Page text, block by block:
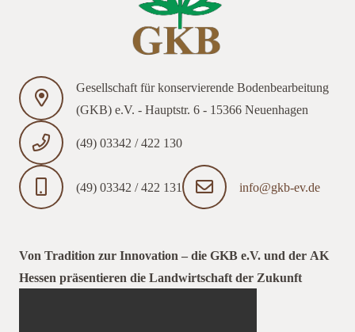
Gesellschaft für konservierende Bodenbearbeitung
(GKB) e.V. - Hauptstr. 6 - 15366 Neuenhagen
(49) 03342 / 422 130
(49) 03342 / 422 131 info@gkb-ev.de
Von Tradition zur Innovation – die GKB e.V. und der AK
Hessen präsentieren die Landwirtschaft der Zukunft